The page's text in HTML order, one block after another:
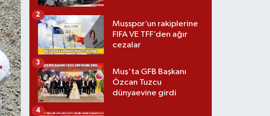
Muşspor’un rakiplerine
FIFA VE TFF’den ağır
cezalar
2
Muş'ta GFB Başkanı
Özcan Tuzcu
dünyaevine girdi
3
4